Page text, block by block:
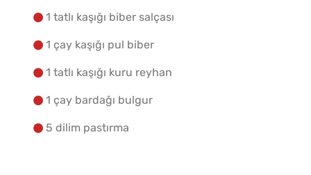
1 tatlı kaşığı biber salçası
1 çay kaşığı pul biber
1 tatlı kaşığı kuru reyhan
1 çay bardağı bulgur
5 dilim pastırma